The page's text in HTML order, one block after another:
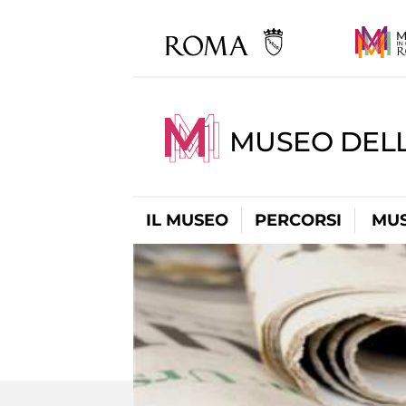
MUSEO
IL MUSEO PERCORSI